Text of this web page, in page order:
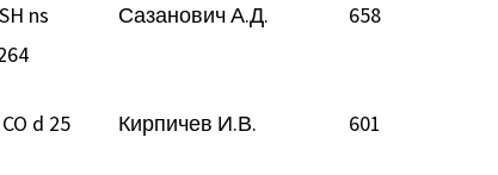
ns
Сазанович А.Д. 658
d 25 Кирпичев И.В. 601